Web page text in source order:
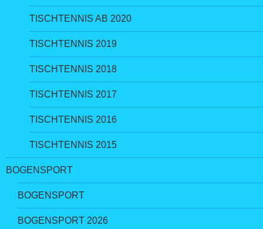
TISCHTENNIS AB 2020
TISCHTENNIS 2019
TISCHTENNIS 2018
TISCHTENNIS 2017
TISCHTENNIS 2016
TISCHTENNIS 2015
BOGENSPORT
BOGENSPORT
BOGENSPORT 2026